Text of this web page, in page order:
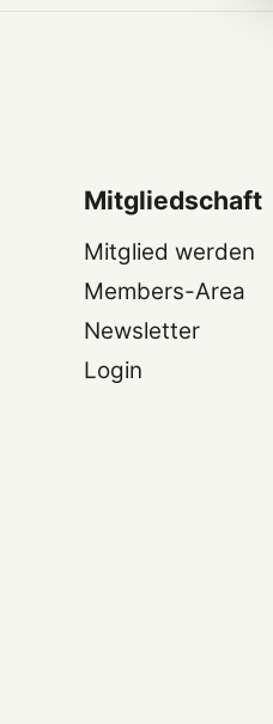
Mitgliedschaft
Mitglied werden
Members-Area
Newsletter
Login